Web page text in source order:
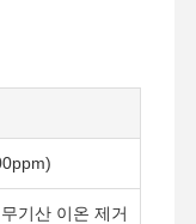
기산 이온 제거